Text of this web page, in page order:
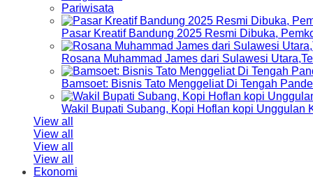
Pariwisata
Pasar Kreatif Bandung 2025 Resmi Dibuka,
Rosana Muhammad James dari Sulawesi
Bamsoet: Bisnis Tato Menggeliat Di Tengah
Wakil Bupati Subang, Kopi Hoflan kopi Unggulan
View all
View all
View all
View all
Ekonomi